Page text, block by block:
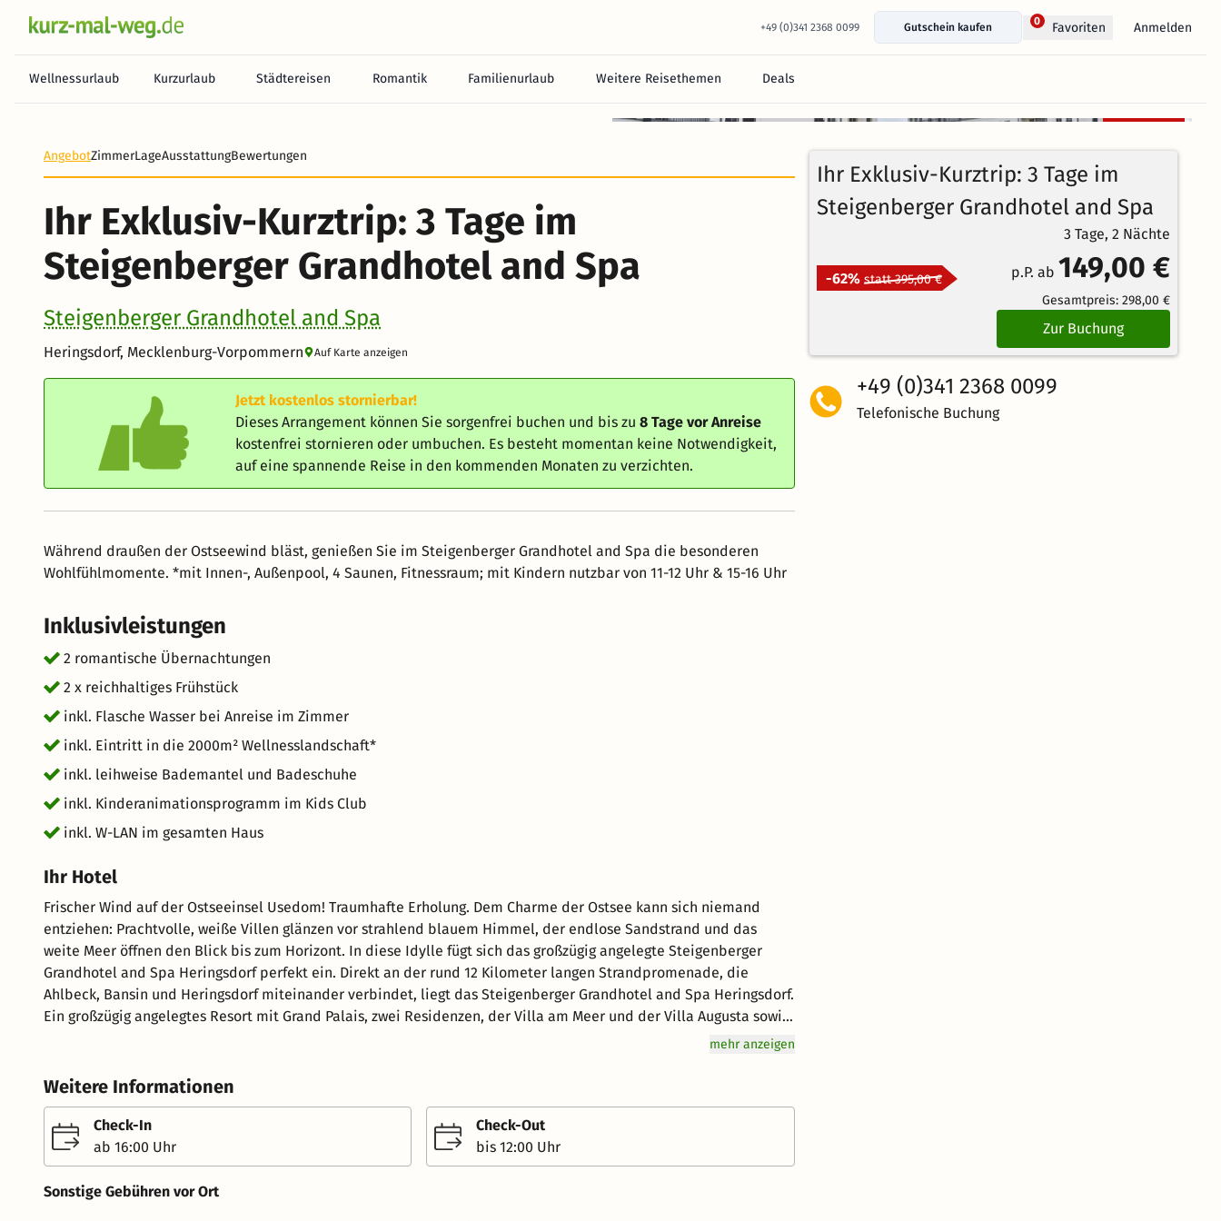
+49 (0)341 2368 0099 Gutschein kaufen
0 Favoriten Anmelden
Wellnessurlaub Kurzurlaub Städtereisen Romantik Familienurlaub Weitere Reisethemen Deals
Heute noch keine Zahlung erforderlich! Zahlen Sie bequem im Hotel.
Bewertungen
4.8/5
Herausragend
stornierbar
AngebotZimmerLageAusstattungBewertungen
Ihr Exklusiv-Kurztrip: 3 Tage im
Steigenberger Grandhotel and Spa
Steigenberger Grandhotel and Spa
Heringsdorf, Mecklenburg-Vorpommern Auf Karte anzeigen
Jetzt kostenlos stornierbar!
Dieses Arrangement können Sie sorgenfrei buchen und bis zu8 Tage vor Anreise
kostenfrei stornieren oder umbuchen. Es besteht momentan keine Notwendigkeit,
auf eine spannende Reise in den kommenden Monaten zu verzichten.
Während draußen der Ostseewind bläst, genießen Sie im Steigenberger Grandhotel and Spa die besonderen
Wohlfühlmomente. *mit Innen-, Außenpool, 4 Saunen, Fitnessraum; mit Kindern nutzbar von 11-12 Uhr & 15-16 Uhr
Inklusivleistungen
2 romantische Übernachtungen
2 x reichhaltiges Frühstück
inkl. Flasche Wasser bei Anreise im Zimmer
inkl. Eintritt in die 2000m² Wellnesslandschaft*
inkl. leihweise Bademantel und Badeschuhe
inkl. Kinderanimationsprogramm im Kids Club
inkl. W-LAN im gesamten Haus
Ihr Hotel
Frischer Wind auf der Ostseeinsel Usedom! Traumhafte Erholung. Dem Charme der Ostsee kann sich niemand
entziehen: Prachtvolle, weiße Villen glänzen vor strahlend blauem Himmel, der endlose Sandstrand und das
weite Meer öffnen den Blick bis zum Horizont. In diese Idylle fügt sich das großzügig angelegte Steigenberger
Grandhotel and Spa Heringsdorf perfekt ein. Direkt an der rund 12 Kilometer langen Strandpromenade, die
Ahlbeck, Bansin und Heringsdorf miteinander verbindet, liegt das Steigenberger Grandhotel and Spa Heringsdorf.
Ein großzügig angelegtes Resort mit Grand Palais, zwei Residenzen, der Villa am Meer und der Villa Augusta sowie
Strandpromenade zur Seebrücke Heringsdorf, die zu den längsten und prachtvollsten der gesamten Küste zählt.
Auch die malerische Altstadt von Heringsdorf ist in wenigen Minuten zu Fuß oder mit dem Fahrrad zu erreichen.
Ihre Vorteile auf einem Blick: - Reichhaltiges Frühstücksbuffet - Ein kuscheliger Bademantel und Badeslipper
liegen für Ihren Aufenthalt bereit - 20 % Ermäßigung auf Greenfees auf dem Golfplatz Baltic Hills Usedom sowie
dem Golfplatz Balmer See - Freie Nutzung des 2.000 m² großen BALTIC SEA GRAND SPA Usedom - Täglich
wechselndes Sport- und Fitnesskursangebot - Tägliche Betreuung Ihrer Kinder im KRABBENCLUB (3 bis 12 Jahre,
mehr anzeigen
Weitere Informationen
Check-In
ab 16:00 Uhr
Check-Out
bis 12:00 Uhr
Sonstige Gebühren vor Ort
Ihr Exklusiv-Kurztrip: 3 Tage im
Steigenberger Grandhotel and Spa
3 Tage, 2 Nächte
-62% statt 395,00 € p.P. ab 149,00 €
Gesamtpreis: 298,00 €
Zur Buchung
+49 (0)341 2368 0099
Telefonische Buchung